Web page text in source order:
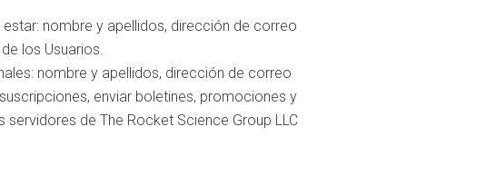
nombre y apellidos, dirección de correo
los Usuarios.
nombre y apellidos, dirección de correo
enviar boletines, promociones y
de The Rocket Science Group LLC